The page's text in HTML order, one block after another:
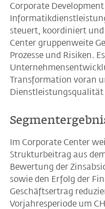
Corporate
steuert, koordiniert
Center gruppenweite
Prozesse und Risiken.
Transformation voran
Dienstleistungsqualität
Im Corporate Center
Strukturbeitrag aus
Bewertung der
sowie den Erfolg der
Geschäftsertrag
Vorjahresperiode um